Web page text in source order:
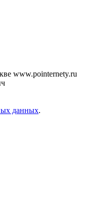
www.pointernety.ru
данных.